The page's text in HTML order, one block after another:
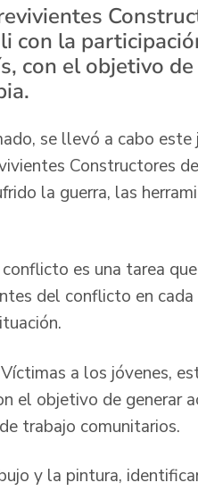
con la
con el objetivo
se llevó a cabo este
Constructores
la guerra, las
es una tarea
del conflicto en cada
a los jóvenes,
el objetivo de generar
trabajo comunitarios.
y la pintura,